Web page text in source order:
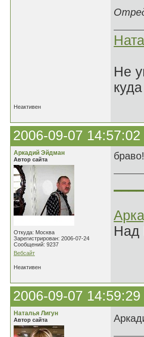
Не
Неактивен
2006-09-07 14:57:02
Аркадий Эйдман
Автор сайта
Откуда: Москва
Зарегистрирован: 2006-07-24
Сообщений: 9237
Вебсайт
браво!
Над
Неактивен
2006-09-07 14:59:29
Наталья Лигун
Автор сайта